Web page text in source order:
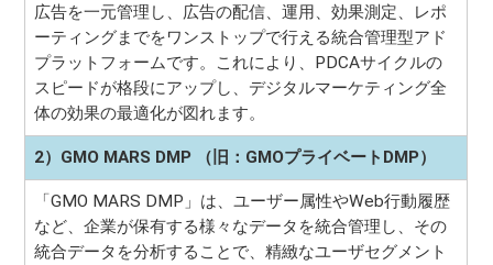
広告を一元管理し、広告の配信、運用、効果測定、レポ
ーティングまでをワンストップで行える統合管理型アド
プラットフォームです。これにより、PDCAサイクルの
スピードが格段にアップし、デジタルマーケティング全
体の効果の最適化が図れます。
2）GMO MARS DMP （旧：GMOプライベートDMP）
「GMO MARS DMP」は、ユーザー属性やWeb行動履歴
など、企業が保有する様々なデータを統合管理し、その
統合データを分析することで、精緻なユーザセグメント